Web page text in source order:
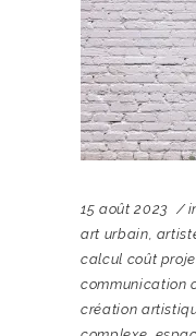
15 août 2023
art urbain,
calcul coût
communication
création